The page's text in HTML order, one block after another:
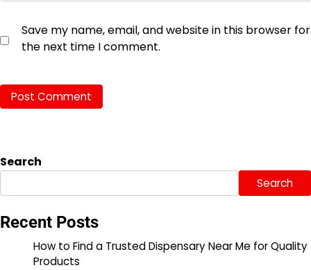
Save my name, email, and website in this browser for
the next time I comment.
Search
Search
Recent Posts
How to Find a Trusted Dispensary Near Me for Quality
Products